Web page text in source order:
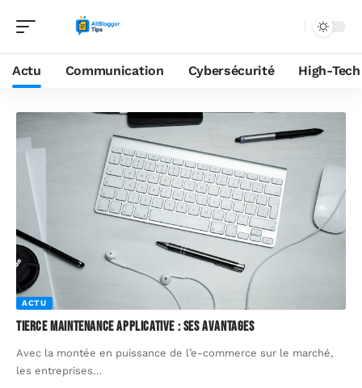
Actu Communication Cybersécurité High-Tech
ACTU
Tierce maintenance applicative : ses avantages
Avec la montée en puissance de l’e-commerce sur le marché,
les entreprises…